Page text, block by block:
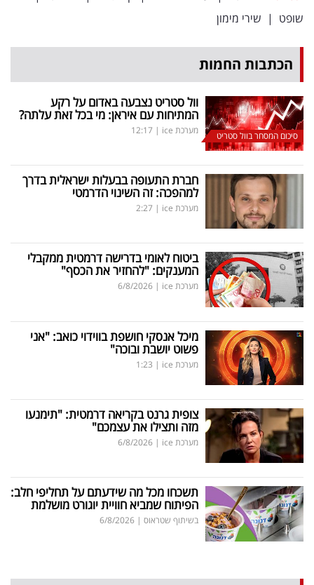
באייס
עקבו
אחרינו:
שופט | שירי מימון
הכתבות החמות
סיכום המסחר בוול סטריט
וול סטריט נצבעה באדום על רקע
המתיחות עם איראן: מי בכל זאת עלתה?
מערכת ice |
12:17
חברת התעופה בבעלות ישראלית בדרך
למהפכה: זה השינוי הדרמטי
מערכת ice |
2:27
ביטוח לאומי בדרישה דרמטית ממקבלי
המענקים: "להחזיר את הכסף"
מערכת ice |
6/8/2026
מיכל אנסקי חושפת בווידוי כואב: "אני
פשוט יושבת ובוכה"
מערכת ice |
1:23
צופית גרנט בקריאה דרמטית: "תימנעו
מזה ותצילו את עצמכם"
מערכת ice |
6/8/2026
תשכחו מכל מה שידעתם על תחליפי חלב:
הפיתוח שמביא חוויית יוגורט מושלמת
בשיתוף שטראוס |
6/8/2026